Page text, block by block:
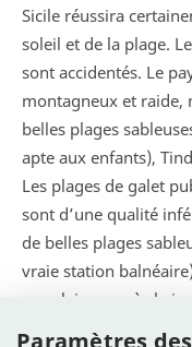
Sicile réussira
soleil et de la plage.
sont accidentés. Le
montagneux et raide,
belles plages
apte aux enfants),
Les plages de galet
sont d’une qualité
de belles plages
vraie station
populaire auprès la
de plages sécrètes
Paramètres